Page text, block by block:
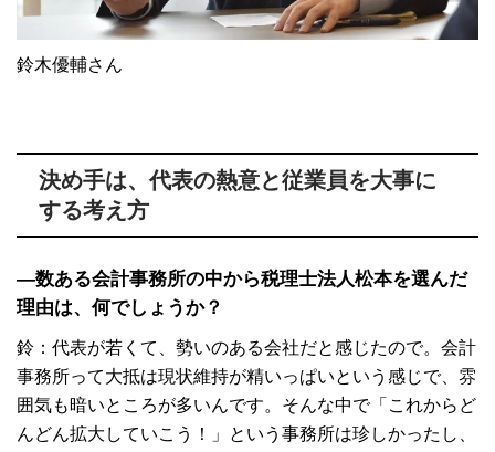
鈴木優輔さん
決め手は、代表の熱意と従業員を大事に
する考え方
―数ある会計事務所の中から税理士法人松本を選んだ
理由は、何でしょうか？
鈴：代表が若くて、勢いのある会社だと感じたので。会計
事務所って大抵は現状維持が精いっぱいという感じで、雰
囲気も暗いところが多いんです。そんな中で「これからど
んどん拡大していこう！」という事務所は珍しかったし、